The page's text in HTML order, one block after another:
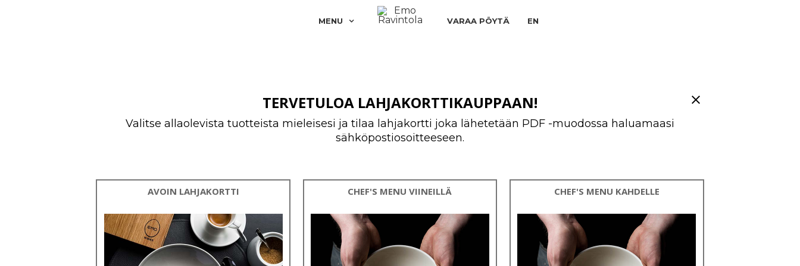
MENU VARAA PÖYTÄ EN
TERVETULOA LAHJAKORTTIKAUPPAAN!
Valitse allaolevista tuotteista mieleisesi ja tilaa lahjakortti joka lähetetään PDF -muodossa haluamaasi
sähköpostiosoitteeseen.
AVOIN LAHJAKORTTI CHEF'S MENU VIINEILLÄ CHEF'S MENU KAHDELLE